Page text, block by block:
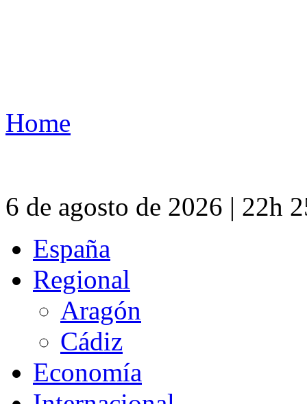
Home
6 de agosto de 2026 | 22h
España
Regional
Aragón
Cádiz
Economía